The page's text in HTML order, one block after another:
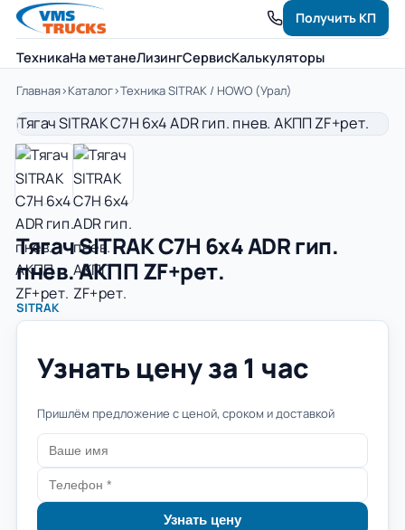
ТехникаНа метанеЛизингСервисКалькуляторы
Получить КП
Главная›Каталог›Техника SITRAK / HOWO (Урал)
Тягач SITRAK C7H 6x4 ADR гип.
пнев. АКПП ZF+рет.
SITRAK
Узнать цену за 1 час
Пришлём предложение с ценой, сроком и доставкой
Узнать цену